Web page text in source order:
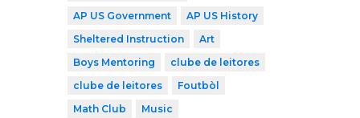
AP US Government
AP US History
Sheltered Instruction
Art
Boys Mentoring
clube de leitores
clube de leitores
Foutbòl
Math Club
Music